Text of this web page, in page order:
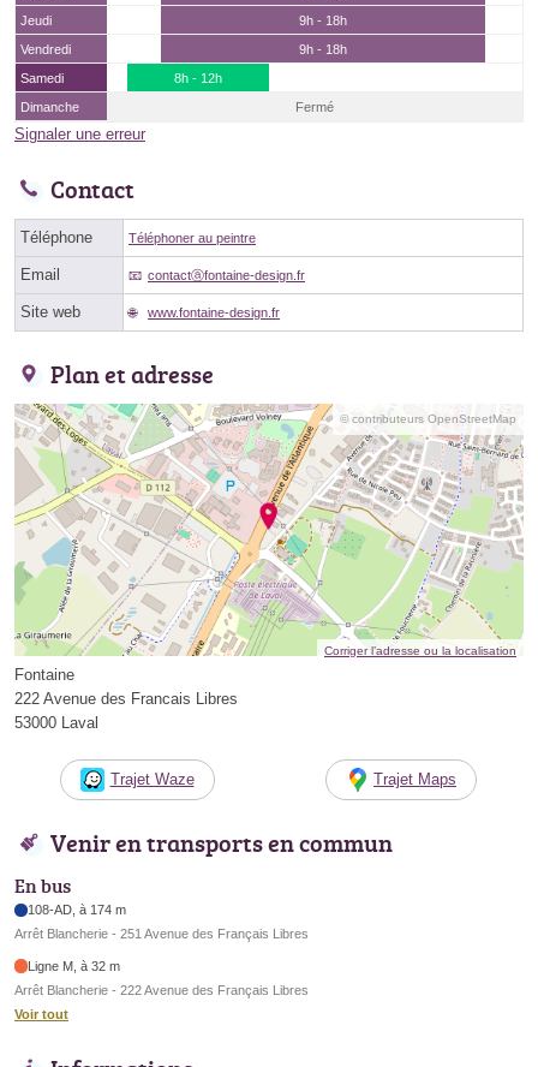
Jeudi
9h - 18h
Vendredi
9h - 18h
Samedi
8h - 12h
Dimanche
Fermé
Signaler une erreur
Contact
Téléphone Téléphoner au peintre
Email contactⓐfontaine-design.fr
Site web www.fontaine-design.fr
Plan et adresse
© contributeurs OpenStreetMap
Corriger l’adresse ou la localisation
Fontaine
222 Avenue des Francais Libres
53000 Laval
Trajet Waze Trajet Maps
Venir en transports en commun
En bus
108-AD, à 174 m
Arrêt Blancherie - 251 Avenue des Français Libres
Ligne M, à 32 m
Arrêt Blancherie - 222 Avenue des Français Libres
Voir tout